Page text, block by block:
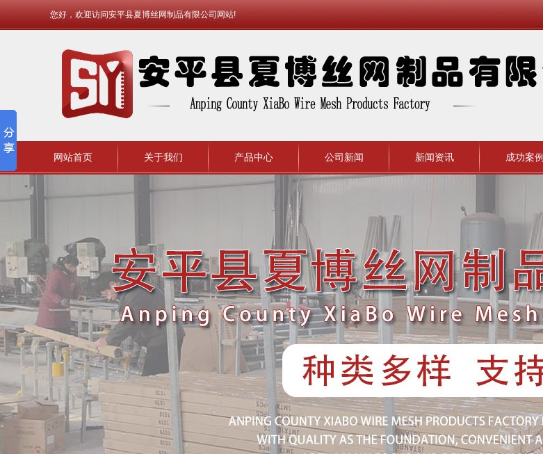
您好，欢迎访问安平县夏博丝网制品有限公司网站!
网站首页 关于我们 产品中心 公司新闻 新闻资讯 成功案例